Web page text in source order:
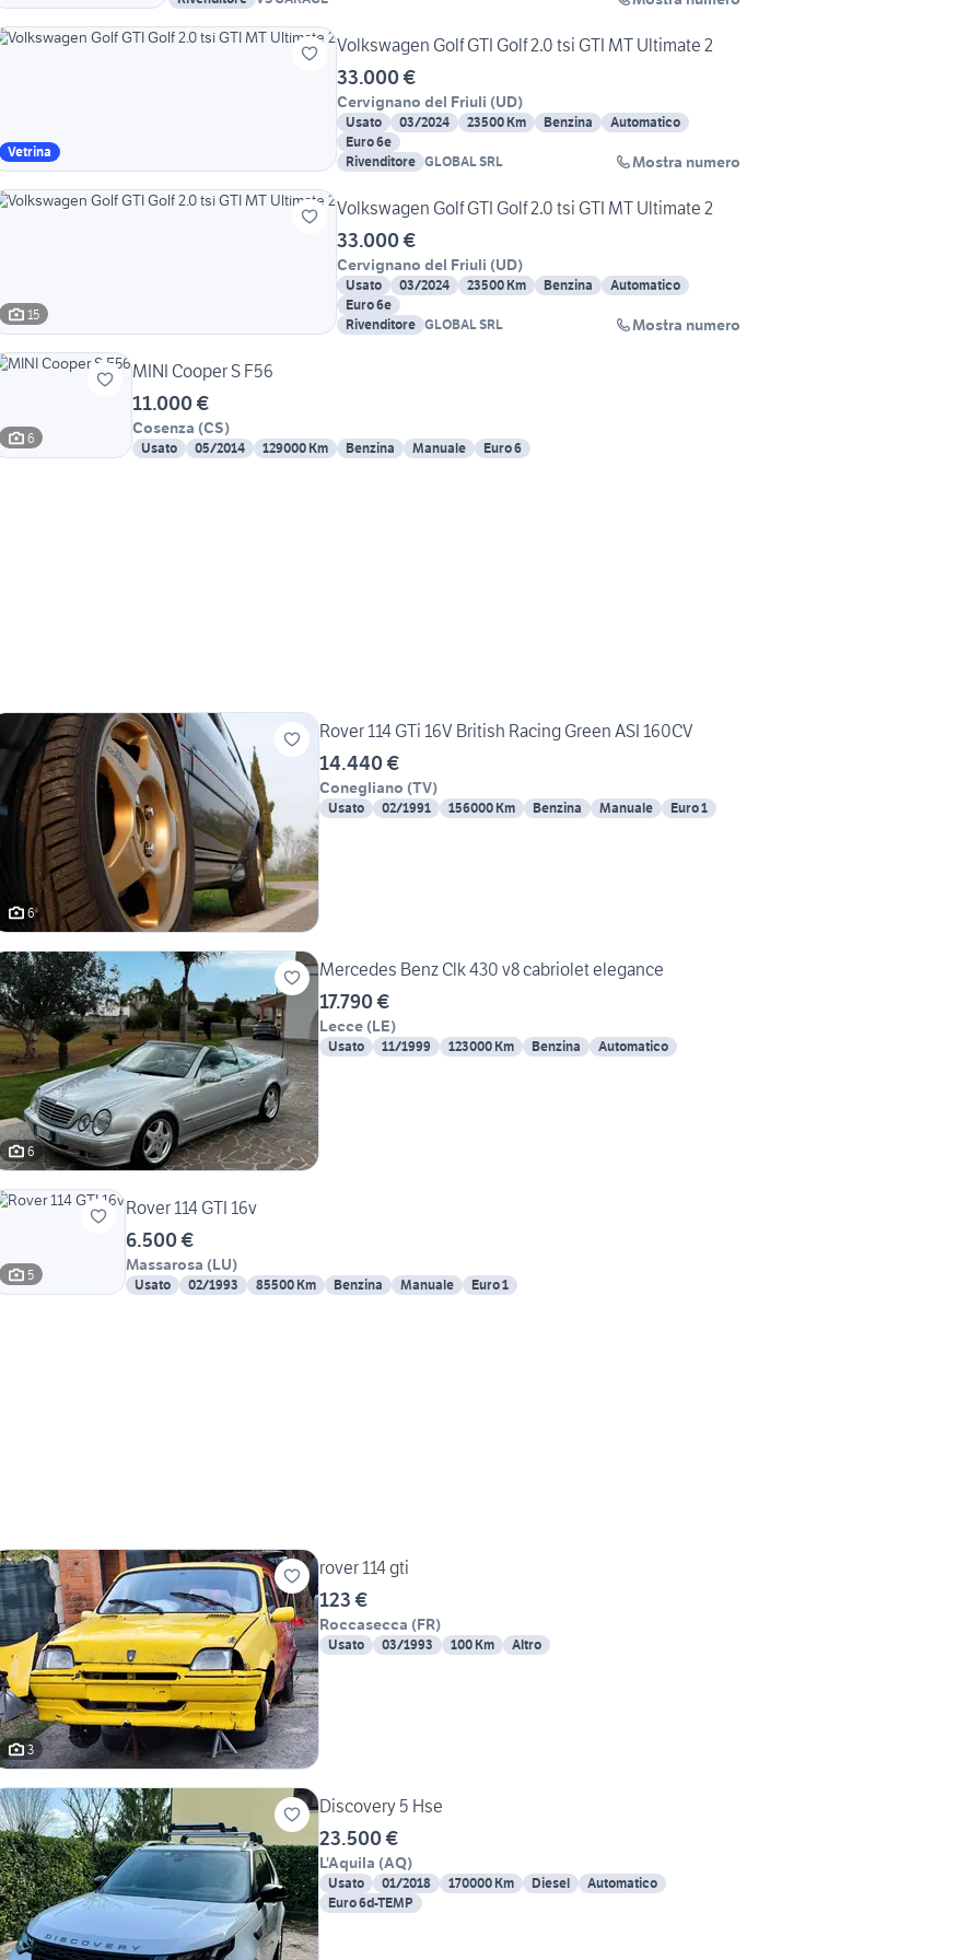
Vetrina
Volkswagen Golf GTI Golf 2.0 tsi GTI MT Ultimate 2
33.000 €
Cervignano del Friuli (UD)
Usato 03/2024 23500 Km Benzina
Automatico
Euro 6e
Rivenditore GLOBAL SRL Mostra numero
15
Volkswagen Golf GTI Golf 2.0 tsi GTI MT Ultimate 2
33.000 €
Cervignano del Friuli (UD)
Usato 03/2024 23500 Km Benzina
Automatico
Euro 6e
Rivenditore GLOBAL SRL Mostra numero
6
MINI Cooper S F56
11.000 €
Cosenza (CS)
Usato 05/2014 129000 Km Benzina Manuale Euro 6
6
Rover 114 GTi 16V British Racing Green ASI 160CV
14.440 €
Conegliano (TV)
Usato 02/1991 156000 Km Benzina Manuale Euro 1
6
Mercedes Benz Clk 430 v8 cabriolet elegance
17.790 €
Lecce (LE)
Usato 11/1999 123000 Km Benzina Automatico
5
Rover 114 GTI 16v
6.500 €
Massarosa (LU)
Usato 02/1993 85500 Km Benzina Manuale Euro 1
3
rover 114 gti
123 €
Roccasecca (FR)
Usato 03/1993 100 Km Altro
Discovery 5 Hse
23.500 €
L'Aquila (AQ)
Usato 01/2018 170000 Km Diesel
Automatico
Euro 6d-TEMP